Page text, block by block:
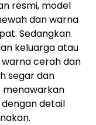
resmi, model
dan warna
Sedangkan
keluarga atau
cerah dan
segar dan
menawarkan
detail